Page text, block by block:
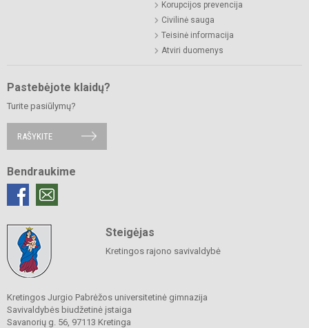
Korupcijos prevencija
Civilinė sauga
Teisinė informacija
Atviri duomenys
Pastebėjote klaidų?
Turite pasiūlymų?
RAŠYKITE
Bendraukime
Steigėjas
Kretingos rajono savivaldybė
Kretingos Jurgio Pabrėžos universitetinė gimnazija
Savivaldybės biudžetinė įstaiga
Savanorių g. 56, 97113 Kretinga